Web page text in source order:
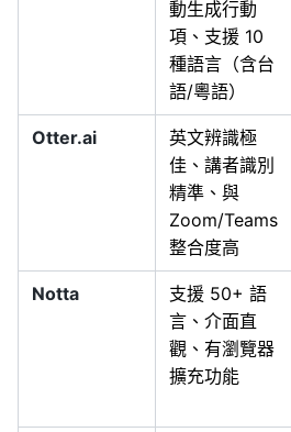
動生成行動
項、支援 10
種語言（含台
語/粵語）
Otter.ai
英文辨識極
佳、講者識別
精準、與
Zoom/Teams
整合度高
Notta
支援 50+ 語
言、介面直
觀、有瀏覽器
擴充功能